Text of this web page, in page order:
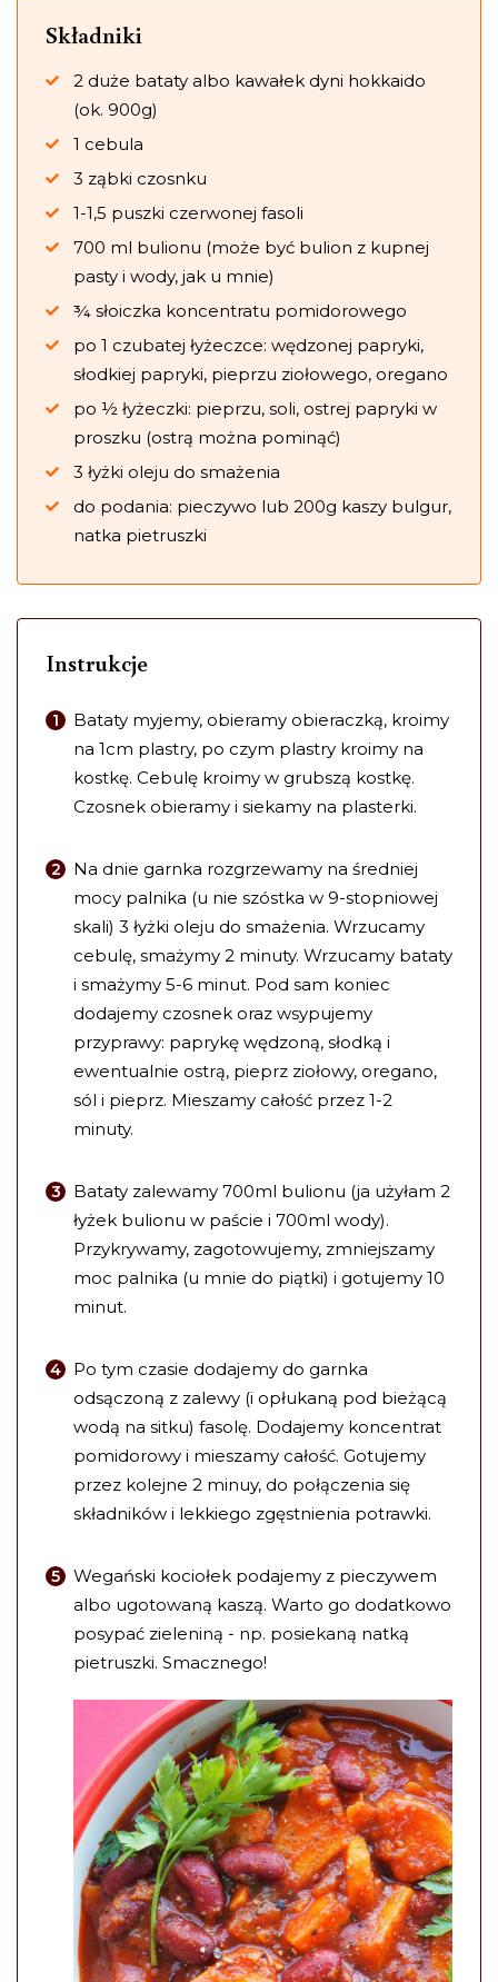
Składniki
2 duże bataty albo kawałek dyni hokkaido
(ok. 900g)
1 cebula
3 ząbki czosnku
1-1,5 puszki czerwonej fasoli
700 ml bulionu (może być bulion z kupnej
pasty i wody, jak u mnie)
¾ słoiczka koncentratu pomidorowego
po 1 czubatej łyżeczce: wędzonej papryki,
słodkiej papryki, pieprzu ziołowego, oregano
po ½ łyżeczki: pieprzu, soli, ostrej papryki w
proszku (ostrą można pominąć)
3 łyżki oleju do smażenia
do podania: pieczywo lub 200g kaszy bulgur,
natka pietruszki
Instrukcje
Bataty myjemy, obieramy obieraczką, kroimy
na 1cm plastry, po czym plastry kroimy na
kostkę. Cebulę kroimy w grubszą kostkę.
Czosnek obieramy i siekamy na plasterki.
Na dnie garnka rozgrzewamy na średniej
mocy palnika (u nie szóstka w 9-stopniowej
skali) 3 łyżki oleju do smażenia. Wrzucamy
cebulę, smażymy 2 minuty. Wrzucamy bataty
i smażymy 5-6 minut. Pod sam koniec
dodajemy czosnek oraz wsypujemy
przyprawy: paprykę wędzoną, słodką i
ewentualnie ostrą, pieprz ziołowy, oregano,
sól i pieprz. Mieszamy całość przez 1-2
minuty.
Bataty zalewamy 700ml bulionu (ja użyłam 2
łyżek bulionu w paście i 700ml wody).
Przykrywamy, zagotowujemy, zmniejszamy
moc palnika (u mnie do piątki) i gotujemy 10
minut.
Po tym czasie dodajemy do garnka
odsączoną z zalewy (i opłukaną pod bieżącą
wodą na sitku) fasolę. Dodajemy koncentrat
pomidorowy i mieszamy całość. Gotujemy
przez kolejne 2 minuy, do połączenia się
składników i lekkiego zgęstnienia potrawki.
Wegański kociołek podajemy z pieczywem
albo ugotowaną kaszą. Warto go dodatkowo
posypać zieleniną - np. posiekaną natką
pietruszki. Smacznego!